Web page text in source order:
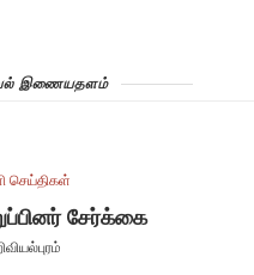
இணையதளம்
செய்திகள்
சேர்க்கை